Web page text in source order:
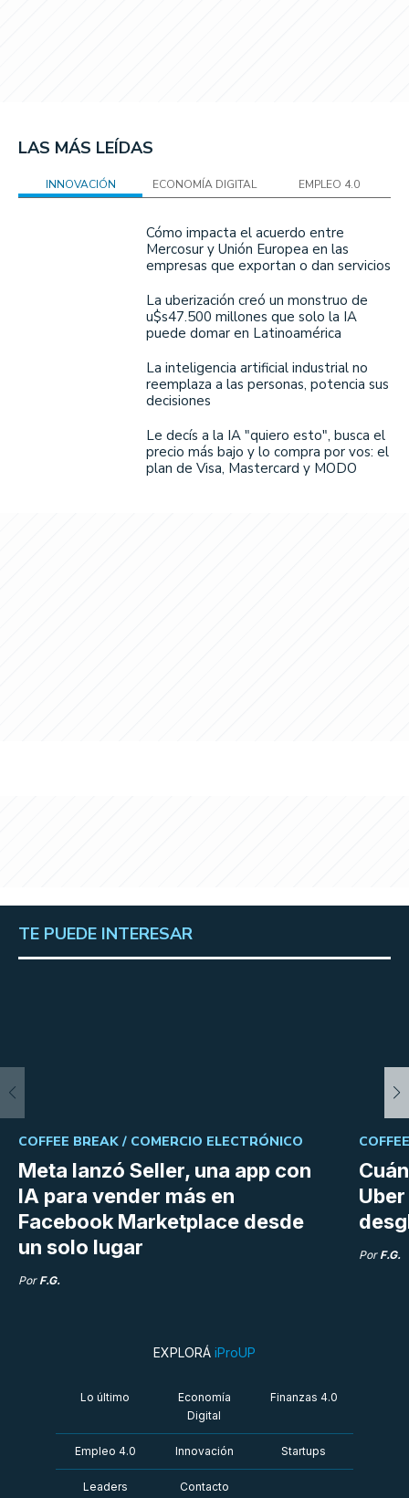
LAS MÁS LEÍDAS
INNOVACIÓN ECONOMÍA DIGITAL EMPLEO 4.0
Cómo impacta el acuerdo entre
Mercosur y Unión Europea en las
empresas que exportan o dan servicios
La uberización creó un monstruo de
u$s47.500 millones que solo la IA
puede domar en Latinoamérica
La inteligencia artificial industrial no
reemplaza a las personas, potencia sus
decisiones
Le decís a la IA "quiero esto", busca el
precio más bajo y lo compra por vos: el
plan de Visa, Mastercard y MODO
TE PUEDE INTERESAR
Meta lanzó Seller, una app con
IA para vender más en
Facebook Marketplace desde
un solo lugar
COFFEE BREAK / COMERCIO ELECTRÓNICO
Por F.G.
Por F.G.
EXPLORÁ iProUP
Lo último
Economía
Digital
Finanzas 4.0
Empleo 4.0 Innovación Startups
Leaders Contacto